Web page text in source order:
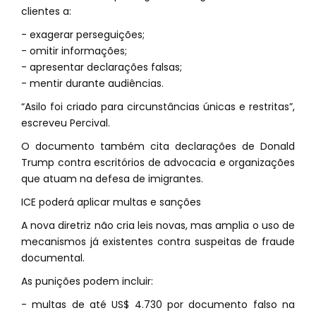
clientes a:
- exagerar perseguições;
- omitir informações;
- apresentar declarações falsas;
- mentir durante audiências.
“Asilo foi criado para circunstâncias únicas e restritas”,
escreveu Percival.
O documento também cita declarações de Donald
Trump contra escritórios de advocacia e organizações
que atuam na defesa de imigrantes.
ICE poderá aplicar multas e sanções
A nova diretriz não cria leis novas, mas amplia o uso de
mecanismos já existentes contra suspeitas de fraude
documental.
As punições podem incluir:
- multas de até US$ 4.730 por documento falso na